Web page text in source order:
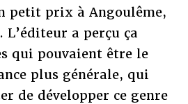
petit prix à Angoulême,
. L’éditeur a perçu ça
qui pouvaient être le
plus générale, qui
de développer ce genre